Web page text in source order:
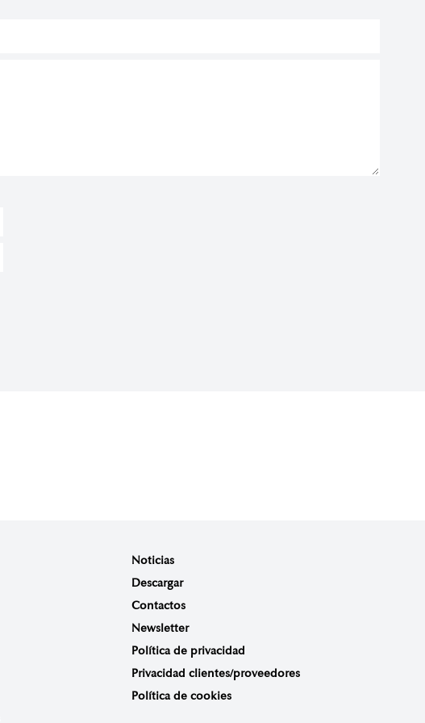
Noticias
Descargar
Contactos
Newsletter
Política de privacidad
Privacidad clientes/proveedores
Política de cookies